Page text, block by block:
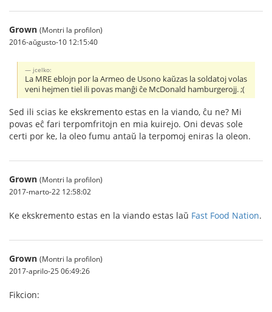
Grown (Montri la profilon)
2016-aŭgusto-10 12:15:40
jcelko:
La MRE eblojn por la Armeo de Usono kaŭzas la soldatoj volas
veni hejmen tiel ili povas manĝi ĉe McDonald hamburgerojj. ;(
Sed ili scias ke ekskremento estas en la viando, ĉu ne? Mi
povas eĉ fari terpomfritojn en mia kuirejo. Oni devas sole
certi por ke, la oleo fumu antaŭ la terpomoj eniras la oleon.
Grown (Montri la profilon)
2017-marto-22 12:58:02
Ke ekskremento estas en la viando estas laŭ Fast Food Nation.
Grown (Montri la profilon)
2017-aprilo-25 06:49:26
Fikcion: